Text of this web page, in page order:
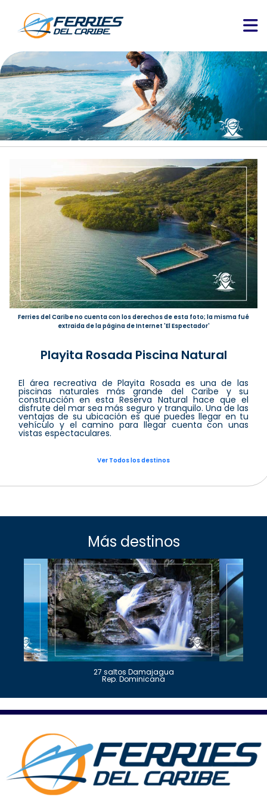
Ferries del Caribe no cuenta con los derechos de esta foto; la misma fué
extraida de la página de Internet 'El Espectador'
Playita Rosada Piscina Natural
El área recreativa de Playita Rosada es una de las
piscinas naturales más grande del Caribe y su
construcción en esta Reserva Natural hace que el
disfrute del mar sea más seguro y tranquilo. Una de las
ventajas de su ubicación es que puedes llegar en tu
vehículo y el camino para llegar cuenta con unas
vistas espectaculares.
Ver Todos los destinos
Más destinos
27 saltos Damajagua
Rep. Dominicana